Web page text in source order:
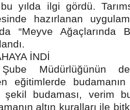
bu yılda ilgi gördü.
hazırlanan
“Meyve Ağaçlarında
İNDİ
Müdürlüğünün
eğitimlerde
şekil budaması, verim
altın kuralları ile